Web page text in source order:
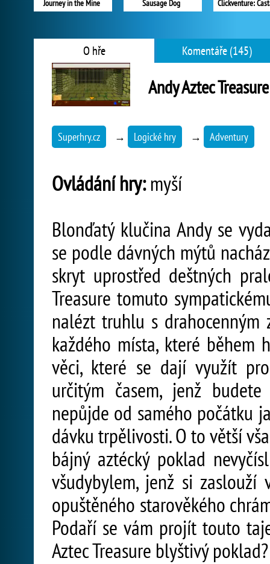
Journey in the Mine Sausage Dog Clickventure:
O hře Komentáře (145)
Andy Aztec Treasure
Superhry.cz → Logické hry → Adventury
Ovládání hry:myší
Blonďatý klučina Andy se
se podle dávných mýtů
skryt uprostřed deštných
Treasure tomuto
nalézt truhlu s
každého místa, které během
věci, které se dají využít
určitým časem, jenž
nepůjde od samého počátku
dávku trpělivosti. O to větší
bájný aztécký poklad
všudybylem, jenž si zaslouží
opuštěného starověkého
Podaří se vám projít touto
Aztec Treasure blyštivý poklad?